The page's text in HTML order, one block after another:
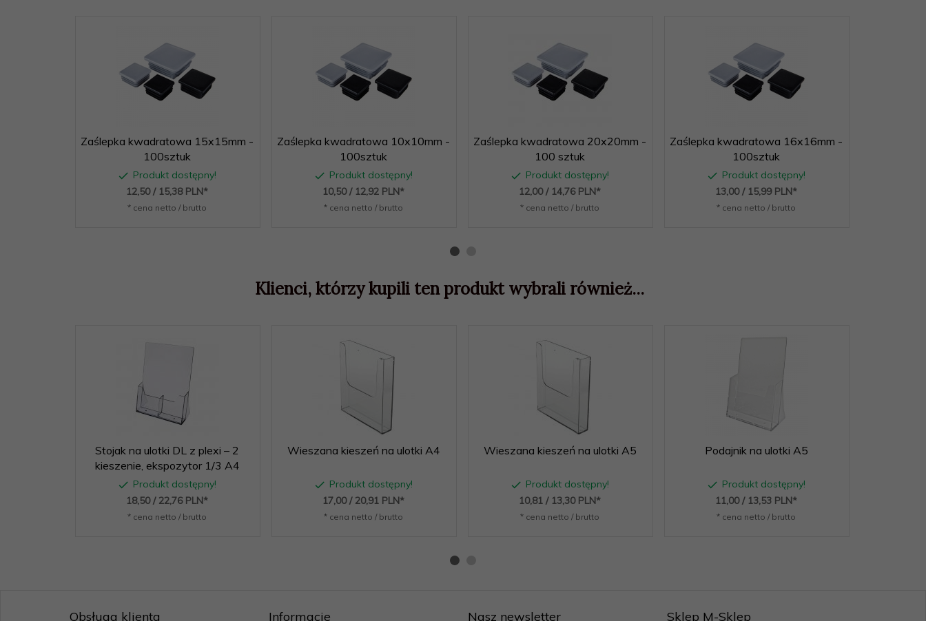
Zaślepka kwadratowa 15x15mm -
100sztuk
Produkt dostępny!
12,50 / 15,38 PLN*
* cena netto / brutto
Zaślepka kwadratowa 10x10mm -
100sztuk
Produkt dostępny!
10,50 / 12,92 PLN*
* cena netto / brutto
Zaślepka kwadratowa 20x20mm -
100 sztuk
Produkt dostępny!
12,00 / 14,76 PLN*
* cena netto / brutto
Zaślepka kwadratowa 16x16mm -
100sztuk
Produkt dostępny!
13,00 / 15,99 PLN*
* cena netto / brutto
Klienci, którzy kupili ten produkt wybrali również...
Stojak na ulotki DL z plexi – 2
kieszenie, ekspozytor 1/3 A4
Produkt dostępny!
18,50 / 22,76 PLN*
* cena netto / brutto
Wieszana kieszeń na ulotki A4
Produkt dostępny!
17,00 / 20,91 PLN*
* cena netto / brutto
Wieszana kieszeń na ulotki A5
Produkt dostępny!
10,81 / 13,30 PLN*
* cena netto / brutto
Podajnik na ulotki A5
Produkt dostępny!
11,00 / 13,53 PLN*
* cena netto / brutto
Obsługa klienta Informacje Nasz newsletter Sklep M-Sklep